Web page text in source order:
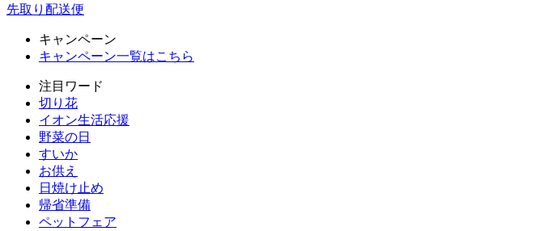
先取り配送便
キャンペーン
キャンペーン一覧はこちら
注目ワード
切り花
イオン生活応援
野菜の日
すいか
お供え
日焼け止め
帰省準備
ペットフェア